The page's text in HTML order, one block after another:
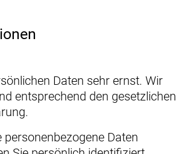
Daten sehr ernst. Wir
entsprechend den gesetzlichen
Daten